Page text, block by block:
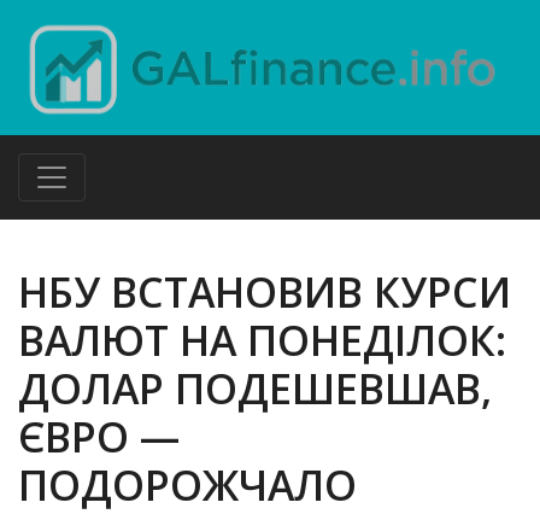
НБУ ВСТАНОВИВ КУРСИ
ВАЛЮТ НА ПОНЕДІЛОК:
ДОЛАР ПОДЕШЕВШАВ,
ЄВРО —
ПОДОРОЖЧАЛО